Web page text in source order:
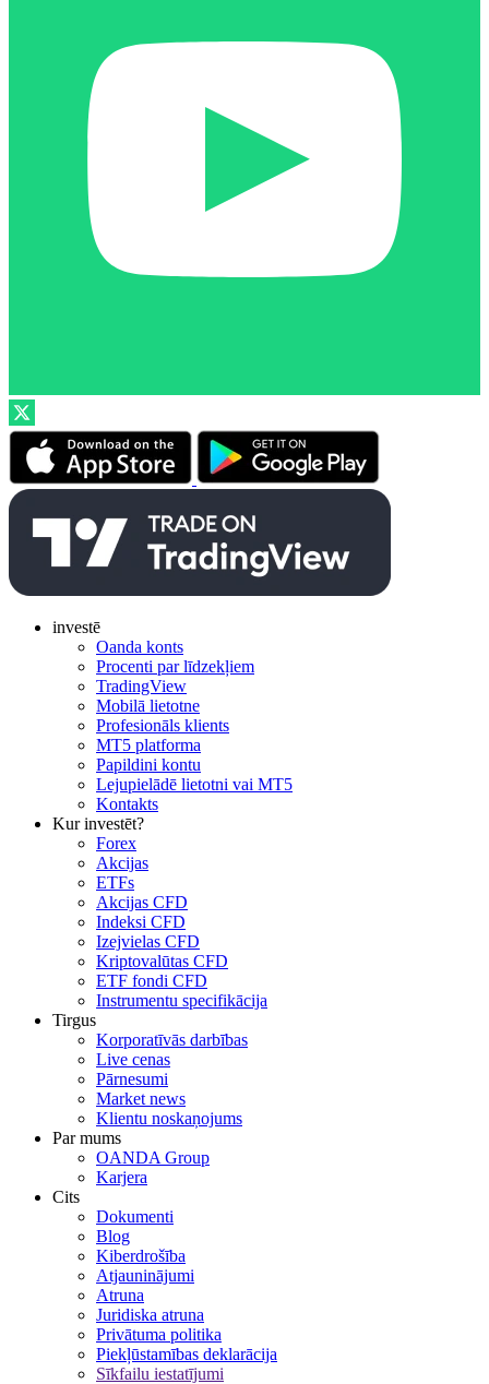
investē
Oanda konts
Procenti par līdzekļiem
TradingView
Mobilā lietotne
Profesionāls klients
MT5 platforma
Papildini kontu
Lejupielādē lietotni vai MT5
Kontakts
Kur investēt?
Forex
Akcijas
ETFs
Akcijas CFD
Indeksi CFD
Izejvielas CFD
Kriptovalūtas CFD
ETF fondi CFD
Instrumentu specifikācija
Tirgus
Korporatīvās darbības
Live cenas
Pārnesumi
Market news
Klientu noskaņojums
Par mums
OANDA Group
Karjera
Cits
Dokumenti
Blog
Kiberdrošība
Atjauninājumi
Atruna
Juridiska atruna
Privātuma politika
Piekļūstamības deklarācija
Sīkfailu iestatījumi